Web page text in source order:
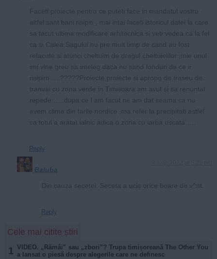
Reply
Baluba
Reply
Cele mai citite știri
1 VIDEO. „Rămâi” sau „zbori”? Trupa timișoreană The Other You
a lansat o piesă despre alegerile care ne definesc